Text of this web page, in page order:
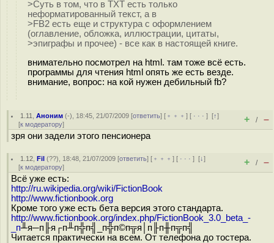
>Суть в том, что в TXT есть только
неформатированный текст, а в
>FB2 есть еще и структура с оформлением
(оглавление, обложка, иллюстрации, цитаты,
>эпиграфы и прочее) - все как в настоящей книге.
внимательно посмотрел на html. там тоже всё есть.
программы для чтения html опять же есть везде.
внимание, вопрос: на кой нужен дебильный fb?
1.11 ,Аноним (-), 18:45, 21/07/2009 [ответить] [ ﹢﹢﹢] [ · · ·][↑]
[к модератору] + / –
зря они задели этого пенсионера
1.12 ,Fil (??), 18:48, 21/07/2009 [ответить] [ ﹢﹢﹢] [ · · ·][↓]
[к модератору] + / –
Всё уже есть:
http://ru.wikipedia.org/wiki/FictionBook
http://www.fictionbook.org
Кроме того уже есть бета версия этого стандарта.
http://www.fictionbook.org/index.php/FictionBook_3.0_beta_-
_п╨я─п╟я┌п╨п╬п╣_п╬п©п╦я│п╟п╫п╦п╣
Читается практически на всем. От телефона до тостера.